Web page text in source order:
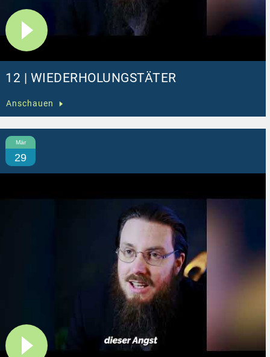
12 | WIEDERHOLUNGSTÄTER
Anschauen
Mär
29